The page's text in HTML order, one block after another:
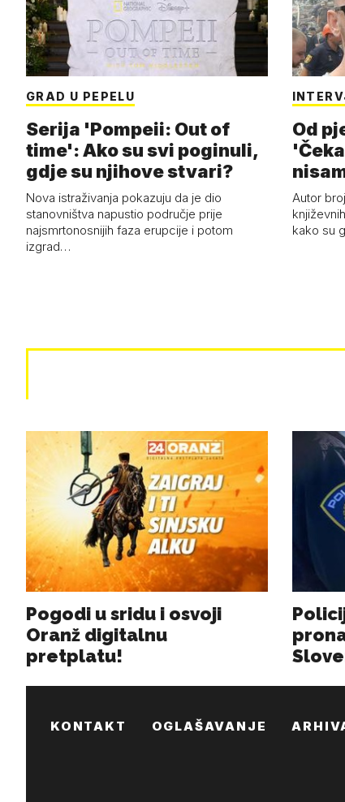
GRAD U PEPELU
Serija 'Pompeii: Out of
time': Ako su svi poginuli,
gdje su njihove stvari?
Nova istraživanja pokazuju da je dio
stanovništva napustio područje prije
najsmrtonosnijih faza erupcije i potom
izgrad…
Od
Autor
kako su
KONTAKT OGLAŠAVANJE